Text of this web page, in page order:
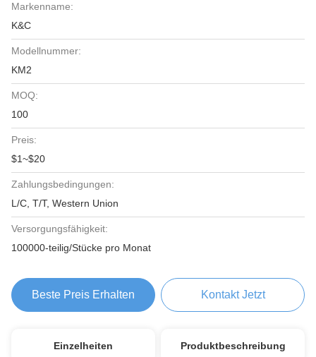
Markenname:
K&C
Modellnummer:
KM2
MOQ:
100
Preis:
$1~$20
Zahlungsbedingungen:
L/C, T/T, Western Union
Versorgungsfähigkeit:
100000-teilig/Stücke pro Monat
Beste Preis Erhalten Kontakt Jetzt
Einzelheiten Produktbeschreibung